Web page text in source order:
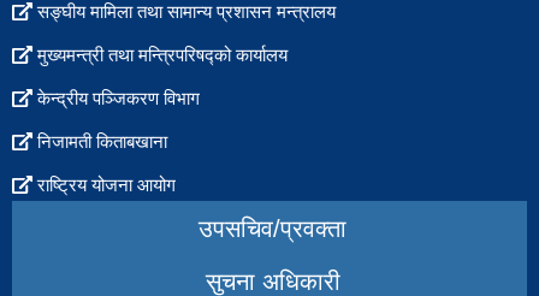
सङ्घीय मामिला तथा सामान्य प्रशासन मन्त्रालय
मुख्यमन्त्री तथा मन्त्रिपरिषद्को कार्यालय
केन्द्रीय पञ्जिकरण विभाग
निजामती किताबखाना
राष्ट्रिय योजना आयोग
उपसचिव/प्रवक्ता
सुचना अधिकारी